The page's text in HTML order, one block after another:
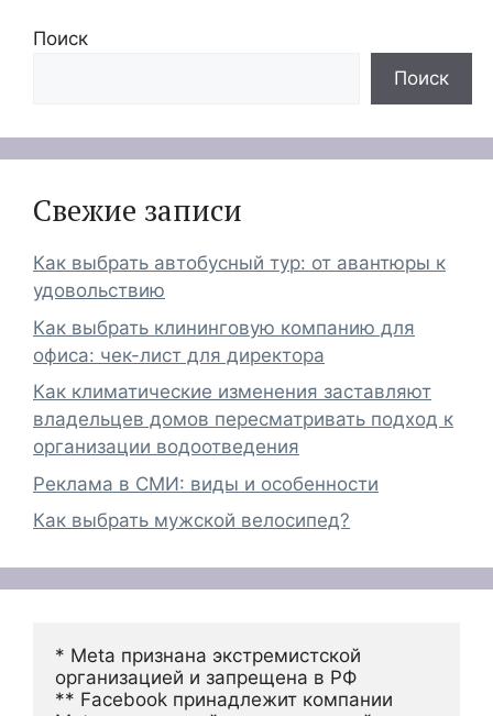
Поиск
Поиск
Свежие записи
Как выбрать автобусный тур: от авантюры к
удовольствию
Как выбрать клининговую компанию для
офиса: чек-лист для директора
Как климатические изменения заставляют
владельцев домов пересматривать подход к
организации водоотведения
Реклама в СМИ: виды и особенности
Как выбрать мужской велосипед?
* Meta признана экстремистской
организацией и запрещена в РФ
** Facebook принадлежит компании